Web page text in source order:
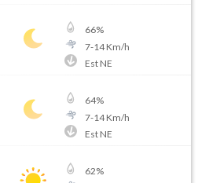
66%
7-14Km/h
Est NE
64%
7-14Km/h
Est NE
62%